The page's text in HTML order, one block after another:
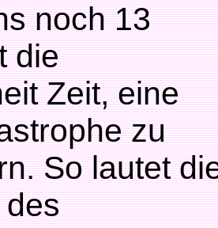
noch 13
die
Zeit, eine
zu
So lautet